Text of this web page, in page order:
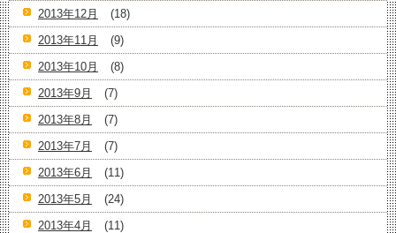
2013年12月
(18)
2013年11月
(9)
2013年10月
(8)
2013年9月
(7)
2013年8月
(7)
2013年7月
(7)
2013年6月
(11)
2013年5月
(24)
2013年4月
(11)